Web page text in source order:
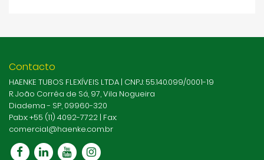
Contacto
HAENKE TUBOS FLEXÍVEIS LTDA | CNPJ: 55.140.099/0001-19
R. João Corrêa de Sá, 97, Vila Nogueira
Diadema - SP, 09960-320
Pabx: +55 (11) 4092-7722 | Fax:
comercial@haenke.com.br